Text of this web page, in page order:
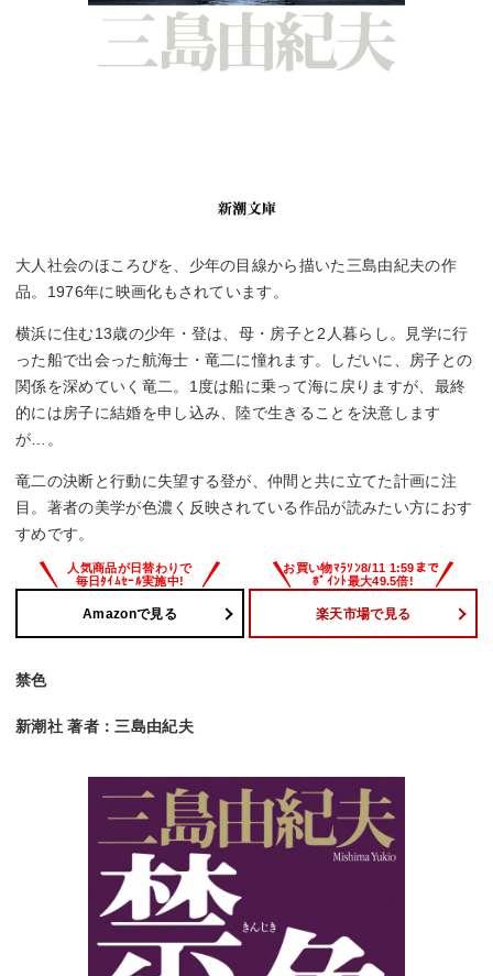
大人社会のほころびを、少年の目線から描いた三島由紀夫の作
品。1976年に映画化もされています。
横浜に住む13歳の少年・登は、母・房子と2人暮らし。見学に行
った船で出会った航海士・竜二に憧れます。しだいに、房子との
関係を深めていく竜二。1度は船に乗って海に戻りますが、最終
的には房子に結婚を申し込み、陸で生きることを決意します
が…。
竜二の決断と行動に失望する登が、仲間と共に立てた計画に注
目。著者の美学が色濃く反映されている作品が読みたい方におす
すめです。
Amazonで見る 楽天市場で見る
禁色
新潮社 著者：三島由紀夫